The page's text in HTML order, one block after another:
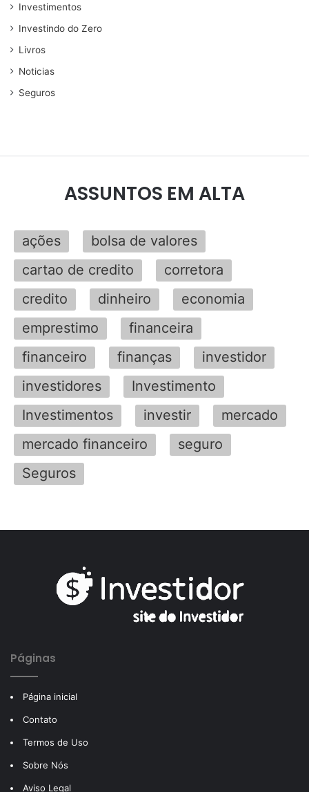
Investimentos
Investindo do Zero
Livros
Noticias
Seguros
ASSUNTOS EM ALTA
ações
bolsa de valores
cartao de credito
corretora
credito
dinheiro
economia
emprestimo
financeira
financeiro
finanças
investidor
investidores
Investimento
Investimentos
investir
mercado
mercado financeiro
seguro
Seguros
Páginas
Página inicial
Contato
Termos de Uso
Sobre Nós
Aviso Legal